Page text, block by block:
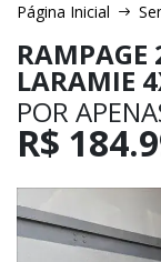
Página Inicial
RAMPAGE
LARAMIE
POR
R$